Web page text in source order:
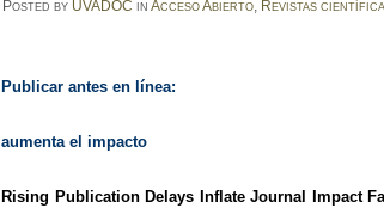
Posted by UVADOC in Acceso Abierto, Revistas
Publicar antes en línea:
aumenta el impacto
Rising Publication Delays Inflate Journal Impact